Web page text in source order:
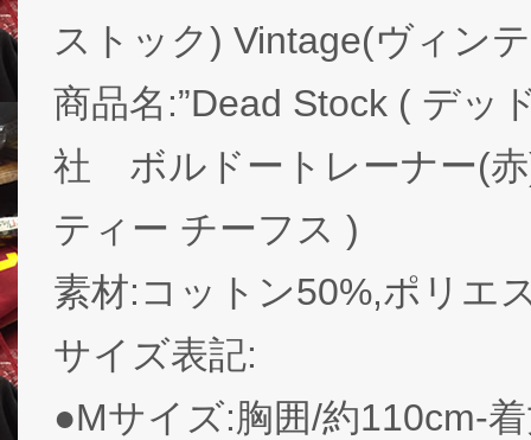
ストック) Vintage(ヴィン
商品名:”Dead Stock ( デッ
社 ボルドートレーナー(
ティー チーフス )
素材:コットン50%,ポリエ
サイズ表記:
●Mサイズ:胸囲/約110cm-